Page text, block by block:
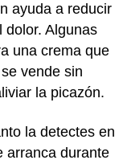
ayuda a reducir
dolor. Algunas
una crema que
vende sin
la picazón.
la detectes en
arranca durante